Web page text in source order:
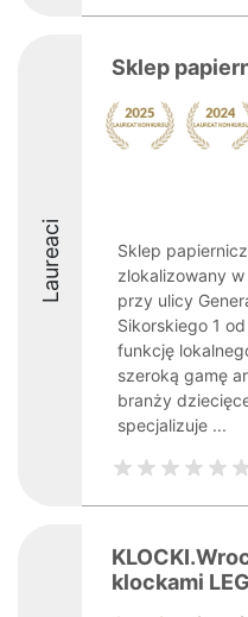
Laureaci
Sklep
Sklep
zlokalizowany
przy ulicy
Sikorskiego 1
funkcję
szeroką gamę
branży
specjalizuje ...
klockami